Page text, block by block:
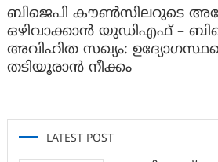
ബിജെപി കൗൺസിലറുടെ
ഒഴിവാക്കാൻ യുഡിഎഫ് –
അവിഹിത സഖ്യം:
തടിയൂരാൻ നീക്കം
LATEST POST